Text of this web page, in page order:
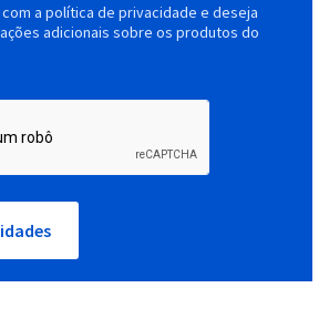
a política de privacidade e deseja
adicionais sobre os produtos do